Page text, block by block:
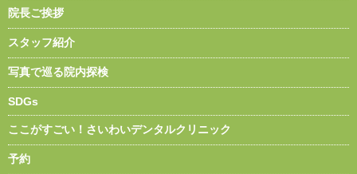
院長ご挨拶
スタッフ紹介
写真で巡る院内探検
SDGs
ここがすごい！さいわいデンタルクリニック
予約